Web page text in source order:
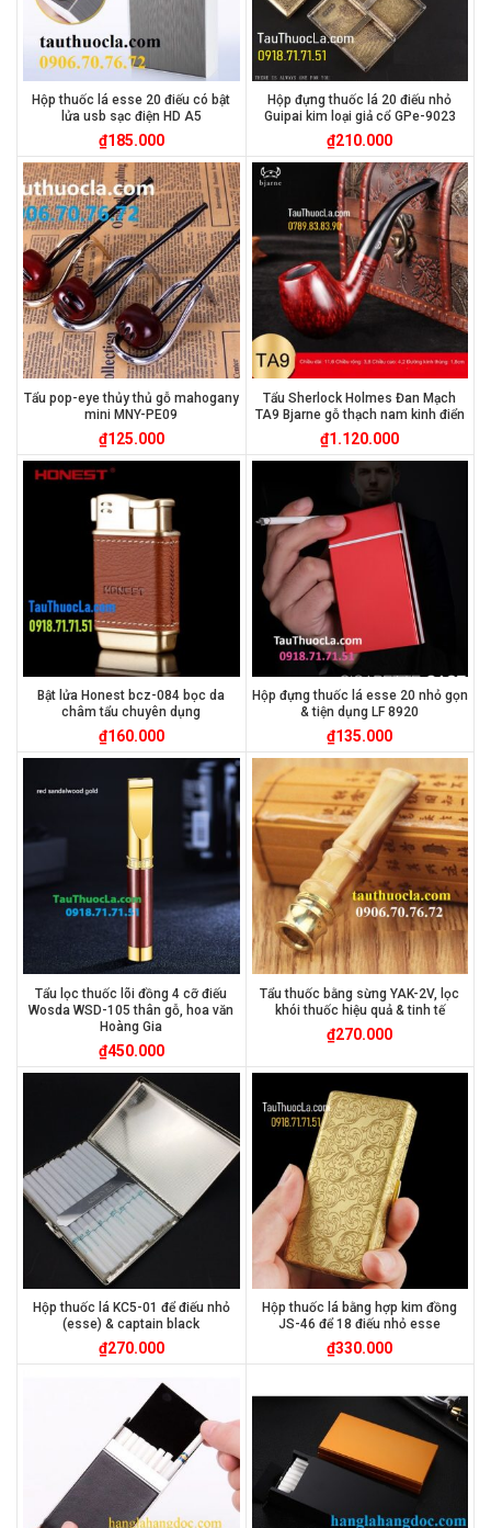
Hộp thuốc lá esse 20 điếu có bật
lửa usb sạc điện HD A5
₫185.000
Hộp đựng thuốc lá 20 điếu nhỏ
Guipai kim loại giả cổ GPe-9023
₫210.000
Tẩu pop-eye thủy thủ gỗ mahogany
mini MNY-PE09
₫125.000
Tẩu Sherlock Holmes Đan Mạch
TA9 Bjarne gỗ thạch nam kinh điển
₫1.120.000
Bật lửa Honest bcz-084 bọc da
châm tẩu chuyên dụng
₫160.000
Hộp đựng thuốc lá esse 20 nhỏ gọn
& tiện dụng LF 8920
₫135.000
Tẩu lọc thuốc lõi đồng 4 cỡ điếu
Wosda WSD-105 thân gỗ, hoa văn
Hoàng Gia
₫450.000
Tẩu thuốc bằng sừng YAK-2V, lọc
khói thuốc hiệu quả & tinh tế
₫270.000
Hộp thuốc lá KC5-01 để điếu nhỏ
(esse) & captain black
₫270.000
Hộp thuốc lá bằng hợp kim đồng
JS-46 để 18 điếu nhỏ esse
₫330.000